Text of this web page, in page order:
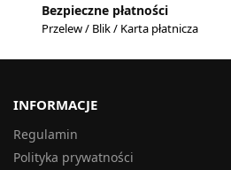
Bezpieczne płatności
Przelew / Blik / Karta płatnicza
INFORMACJE
Regulamin
Polityka prywatności